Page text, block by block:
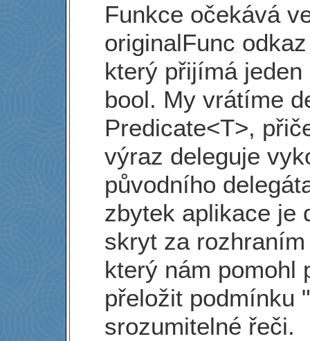
Funkce očekává
originalFunc
který přijímá
bool. My vrátíme
Predicate<T>,
výraz deleguje
původního
zbytek aplikace je
skryt za
který nám pomohl
přeložit podmínku
srozumitelné řeči.